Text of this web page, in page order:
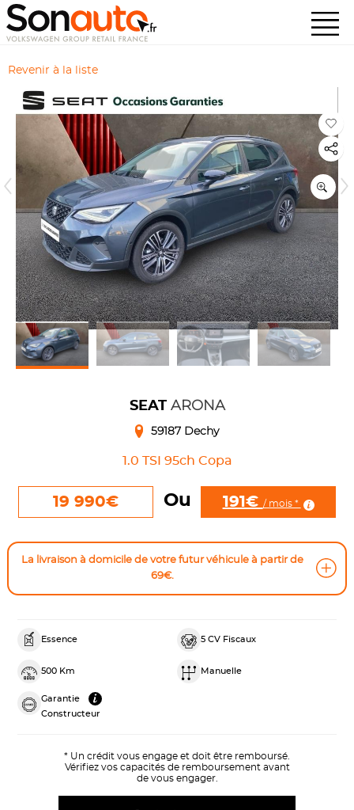
Revenir à la liste
SEAT ARONA
1.0 TSI 95ch Copa
59187 Dechy
Essence 5 CV Fiscaux
500 Km Manuelle
Garantie
Constructeur
19 990€ Ou 191€ / mois *
* Un crédit vous engage et doit être remboursé.
Vérifiez vos capacités de remboursement avant
de vous engager.
La livraison à domicile de votre futur véhicule à partir de
69€.